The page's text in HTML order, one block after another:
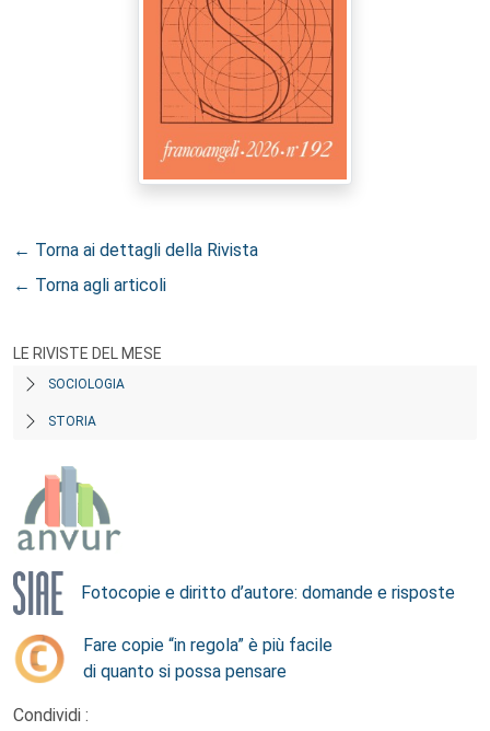
← Torna ai dettagli della Rivista
← Torna agli articoli
LE RIVISTE DEL MESE
SOCIOLOGIA
STORIA
Fotocopie e diritto d’autore: domande e risposte
Fare copie “in regola” è più facile
di quanto si possa pensare
Condividi :